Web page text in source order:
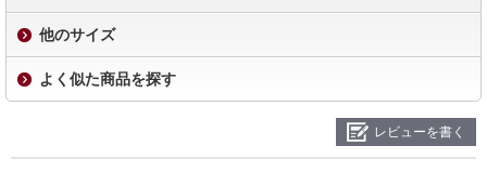
他のサイズ
よく似た商品を探す
レビューを書く